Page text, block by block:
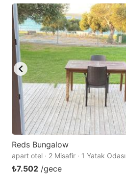
Reds Bungalow
apart otel · 2 Misafir · 1 Yatak Odası
₺7.502 /gece